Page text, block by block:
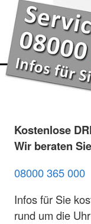
Kostenlose
Wir beraten
08000 365 000
Infos für Sie
rund um die Uhr